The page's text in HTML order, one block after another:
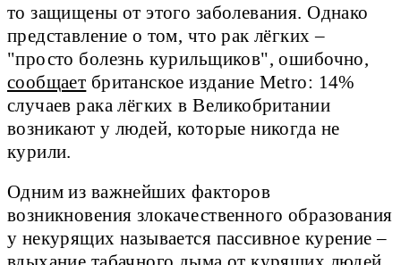
то защищены от этого заболевания. Однако
представление о том, что рак лёгких –
"просто болезнь курильщиков", ошибочно,
сообщает британское издание Metro: 14%
случаев рака лёгких в Великобритании
возникают у людей, которые никогда не
курили.
Одним из важнейших факторов
возникновения злокачественного образования
у некурящих называется пассивное курение –